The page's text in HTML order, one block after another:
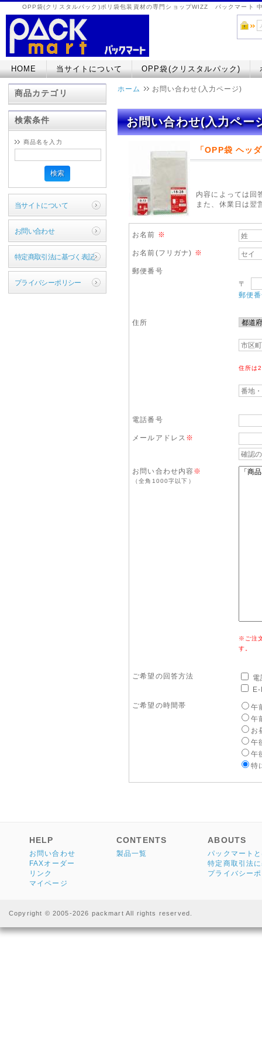
OPP袋(クリスタルパック)ポリ袋包装資材の専門ショップWIZZ パックマート
HOME 当サイトについて OPP袋(クリスタルパック)
商品カテゴリ
検索条件
商品名を入力
検索
当サイトについて
お問い合わせ
特定商取引法に基づく表記
プライバシーポリシー
ホーム お問い合わせ(入力ページ)
お問い合わせ(入力ペー
「OPP袋 ヘッ
内容によっては回
また、休業日は翌
お名前 ※
お名前(フリガナ) ※
郵便番号
〒
郵便
住所
住所は
電話番号
メールアドレス ※
お問い合わせ内容 ※
（全角1000字以下）
※ご注
す。
ご希望の回答方法
電
ご希望の時間帯
午
午
お
午
午
特
HELP
お問い合わせ
FAXオーダー
リンク
マイページ
CONTENTS
製品一覧
ABOUTS
パックマート
特定商取引法
プライバシー
Copyright © 2005-2026 packmart All rights reserved.